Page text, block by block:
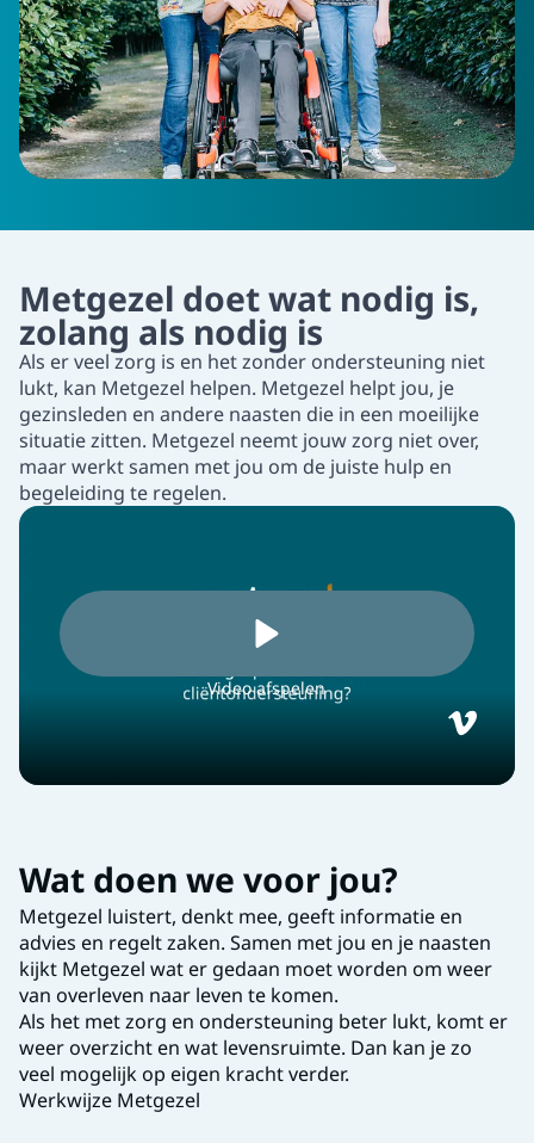
Metgezel doet wat nodig is,
zolang als nodig is
Als er veel zorg is en het zonder ondersteuning niet
lukt, kan Metgezel helpen. Metgezel helpt jou, je
gezinsleden en andere naasten die in een moeilijke
situatie zitten. Metgezel neemt jouw zorg niet over,
maar werkt samen met jou om de juiste hulp en
begeleiding te regelen.
Video afspelen
Wat doen we voor jou?
Metgezel luistert, denkt mee, geeft informatie en
advies en regelt zaken. Samen met jou en je naasten
kijkt Metgezel wat er gedaan moet worden om weer
van overleven naar leven te komen.
Als het met zorg en ondersteuning beter lukt, komt er
weer overzicht en wat levensruimte. Dan kan je zo
veel mogelijk op eigen kracht verder.
Werkwijze Metgezel